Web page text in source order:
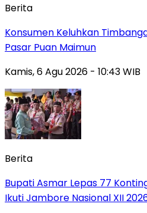
Berita
Konsumen Keluhkan
Pasar Puan Maimun
Kamis, 6 Agu 2026 - 10:43 WIB
Berita
Bupati Asmar Lepas 77
Ikuti Jambore Nasional XII